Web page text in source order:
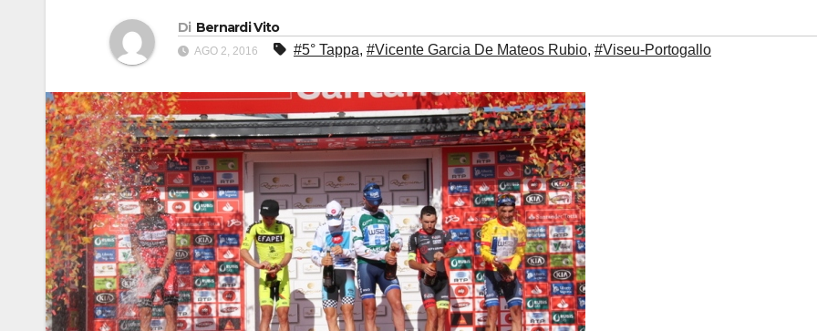
Di Bernardi Vito
AGO 2, 2016 #5° Tappa, #Vicente Garcia De Mateos Rubio, #Viseu-Portogallo